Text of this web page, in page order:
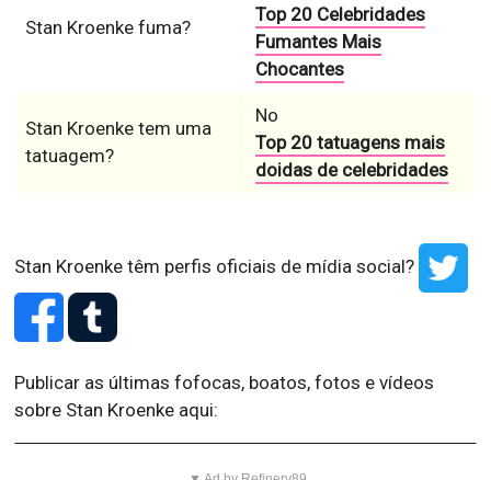
Stan Kroenke fuma?
Top 20 Celebridades
Fumantes Mais
Chocantes
Stan Kroenke tem uma
tatuagem?
No
Top 20 tatuagens mais
doidas de celebridades
Stan Kroenke têm perfis oficiais de mídia social?
Publicar as últimas fofocas, boatos, fotos e vídeos
sobre Stan Kroenke aqui: